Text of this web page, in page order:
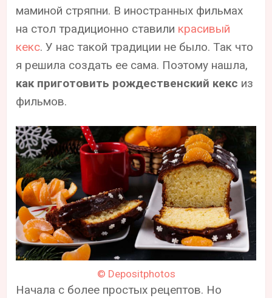
маминой стряпни. В иностранных фильмах
на стол традиционно ставили красивый
кекс. У нас такой традиции не было. Так что
я решила создать ее сама. Поэтому нашла,
как приготовить рождественский кекс из
фильмов.
© Depositphotos
Начала с более простых рецептов. Но